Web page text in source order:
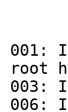
001:
root
003:
006: